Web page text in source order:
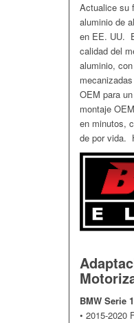
Actualice su
aluminio de
en EE. UU.
calidad del
aluminio,
OEM para
montaje
en minutos,
de por vida.
BMW Serie 1
• 2015-2020